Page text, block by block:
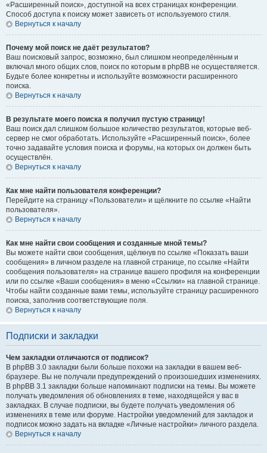
«Расширенный поиск», доступной на всех страницах конференции.
Способ доступа к поиску может зависеть от используемого стиля.
Вернуться к началу
Почему мой поиск не даёт результатов?
Ваш поисковый запрос, возможно, был слишком неопределённым и
включал много общих слов, поиск по которым в phpBB не осуществляется.
Будьте более конкретны и используйте возможности расширенного
поиска.
Вернуться к началу
В результате моего поиска я получил пустую страницу!
Ваш поиск дал слишком большое количество результатов, которые веб-
сервер не смог обработать. Используйте «Расширенный поиск», более
точно задавайте условия поиска и форумы, на которых он должен быть
осуществлён.
Вернуться к началу
Как мне найти пользователя конференции?
Перейдите на страницу «Пользователи» и щёлкните по ссылке «Найти
пользователя».
Вернуться к началу
Как мне найти свои сообщения и созданные мной темы?
Вы можете найти свои сообщения, щёлкнув по ссылке «Показать ваши
сообщения» в личном разделе на главной странице, по ссылке «Найти
сообщения пользователя» на странице вашего профиля на конференции
или по ссылке «Ваши сообщения» в меню «Ссылки» на главной странице.
Чтобы найти созданные вами темы, используйте страницу расширенного
поиска, заполнив соответствующие поля.
Вернуться к началу
Подписки и закладки
Чем закладки отличаются от подписок?
В phpBB 3.0 закладки были больше похожи на закладки в вашем веб-
браузере. Вы не получали предупреждений о произошедших изменениях.
В phpBB 3.1 закладки больше напоминают подписки на темы. Вы можете
получать уведомления об обновлениях в теме, находящейся у вас в
закладках. В случае подписки, вы будете получать уведомления об
изменениях в теме или форуме. Настройки уведомлений для закладок и
подписок можно задать на вкладке «Личные настройки» личного раздела.
Вернуться к началу